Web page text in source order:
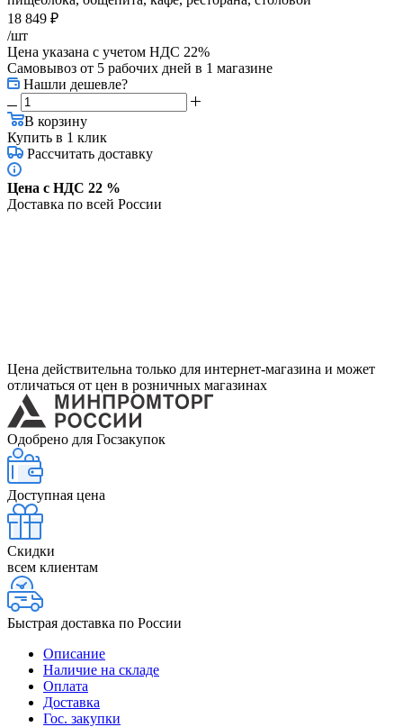
18 849 ₽
/шт
Цена указана с учетом НДС 22%
Самовывоз от 5 рабочих дней в 1 магазине
Нашли дешевле?
В корзину
Купить в 1 клик
Рассчитать доставку
Цена с НДС 22 %
Доставка по всей России
Цена действительна только для интернет-магазина и может
отличаться от цен в розничных магазинах
Одобрено для Госзакупок
Доступная цена
Скидки
всем клиентам
Быстрая доставка по России
Описание
Наличие на складе
Оплата
Доставка
Гос. закупки